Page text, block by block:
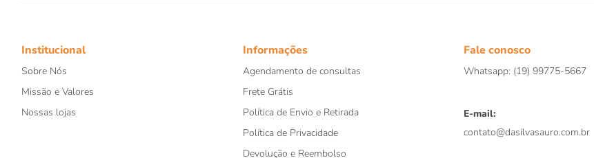
Institucional
Sobre Nós
Missão e Valores
Nossas lojas
Informações
Agendamento de consultas
Frete Grátis
Política de Envio e Retirada
Política de Privacidade
Devolução e Reembolso
Fale conosco
Whatsapp: (19) 99775-5667
E-mail:
contato@dasilvasauro.com.br